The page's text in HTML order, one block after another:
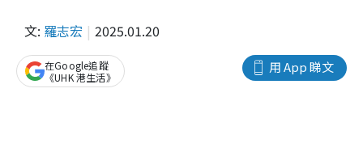
文: 羅志宏 2025.01.20
用 App 睇文
在Google追蹤
《UHK 港生活》